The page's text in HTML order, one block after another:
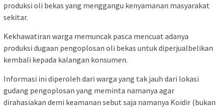
produksi oli bekas yang menggangu kenyamanan masyarakat
sekitar.
Kekhawatiran warga memuncak pasca mencuat adanya
produksi dugaan pengoplosan oli bekas untuk diperjualbelikan
kembali kepada kalangan konsumen.
Informasi ini diperoleh dari warga yang tak jauh dari lokasi
gudang pengoplosan yang meminta namanya agar
dirahasiakan demi keamanan sebut saja namanya Koidir (bukan